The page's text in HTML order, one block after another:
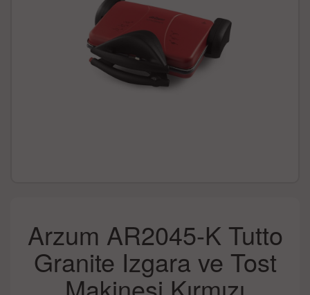
Arzum AR2045-K Tutto
Granite Izgara ve Tost